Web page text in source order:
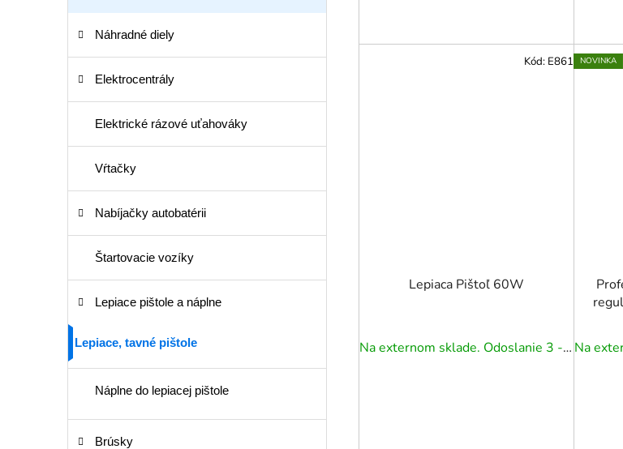
Náhradné diely
Elektrocentrály
Elektrické rázové uťahováky
Vŕtačky
Nabíjačky autobatérii
Štartovacie vozíky
Lepiace pištole a náplne
Lepiace, tavné pištole
Náplne do lepiacej pištole
Brúsky
Lepiaca Pištoľ 60W
Na externom sklade. Odoslanie 3 - 5 prac. dní.
Kód: E861 NOVINKA